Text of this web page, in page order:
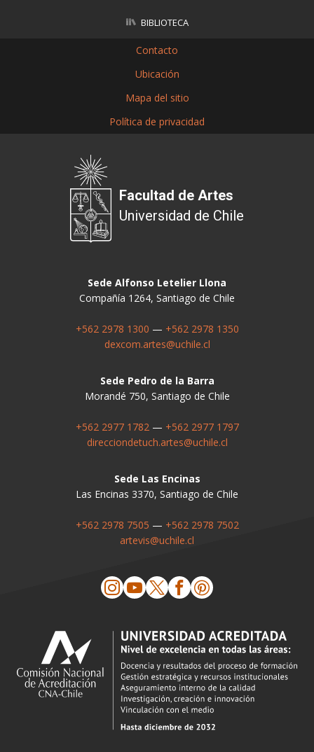
BIBLIOTECA
Contacto
Ubicación
Mapa del sitio
Política de privacidad
Facultad de Artes
Universidad de Chile
Sede Alfonso Letelier Llona
Compañía 1264, Santiago de Chile
+562 2978 1300 — +562 2978 1350
dexcom.artes@uchile.cl
Sede Pedro de la Barra
Morandé 750, Santiago de Chile
+562 2977 1782— +562 2977 1797
direcciondetuch.artes@uchile.cl
Sede Las Encinas
Las Encinas 3370, Santiago de Chile
+562 2978 7505 — +562 2978 7502
artevis@uchile.cl